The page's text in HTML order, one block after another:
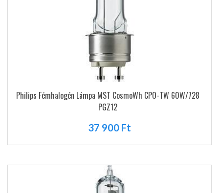
Philips Fémhalogén Lámpa MST CosmoWh CPO-TW 60W/728
PGZ12
37 900 Ft